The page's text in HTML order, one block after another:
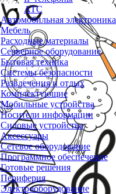
АТС
Автомобильная электроника
Мебель
Расходные материалы
Серверное оборудование
Бытовая техника
Системы безопасности
Развлечения и отдых
Комплектующие
Мобильные устройства
Носители информации
Силовые устройства
Аксессуары
Сетевое оборудование
Программное обеспечение
Готовые решения
Периферия
Электрооборудование